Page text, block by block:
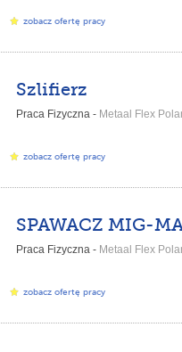
zobacz ofertę pracy
Szlifierz
Praca Fizyczna - Metaal Flex
zobacz ofertę pracy
SPAWACZ MIG-
Praca Fizyczna - Metaal Flex
zobacz ofertę pracy